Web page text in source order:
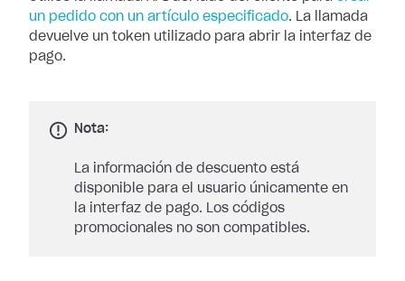
un pedido con un artículo especificado. La llamada
devuelve un token utilizado para abrir la interfaz de
pago.
Nota:
La información de descuento está
disponible para el usuario únicamente en
la interfaz de pago. Los códigos
promocionales no son compatibles.